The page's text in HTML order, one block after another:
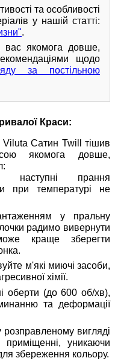
та особливості
у нашій статті:
.
якомога довше,
щодо
за постільною
Краси:
Viluta Сатин Twill тішив
якомога довше,
прання
при температурі не
у пральну
радимо вивернути
краще зберегти
м'які миючі засоби,
хімії.
оберти (до 600 об/хв),
та деформації
розправленому вигляді
уникаючи
збереження кольору.